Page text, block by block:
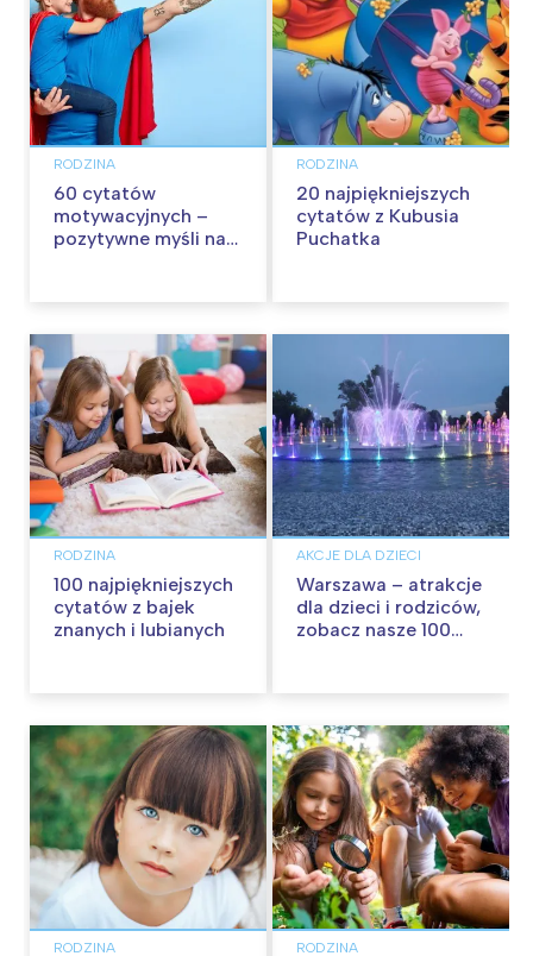
RODZINA
60 cytatów
motywacyjnych –
pozytywne myśli na
RODZINA
20 najpiękniejszych
cytatów z Kubusia
Puchatka
RODZINA
100 najpiękniejszych
cytatów z bajek
znanych i lubianych
AKCJE DLA DZIECI
Warszawa – atrakcje
dla dzieci i rodziców,
zobacz nasze 100
RODZINA RODZINA